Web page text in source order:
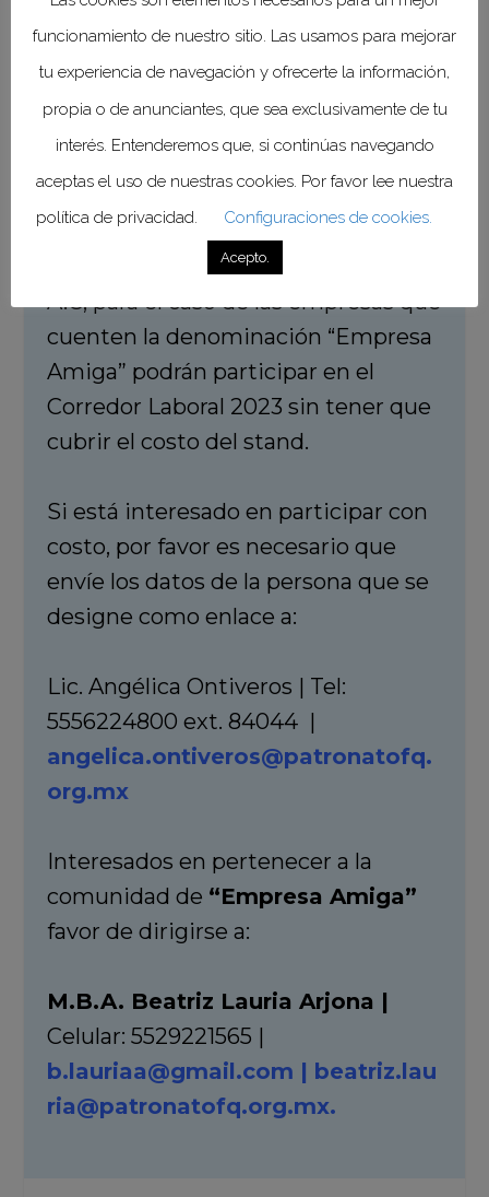
que incluye el uso de un stand,
alimentos y estacionamiento.
El costo del stand es de $15,000.00
pesos y se entrega recibo deducible
de impuestos emitido por FUNAM
A.C, para el caso de las empresas que
cuenten la denominación “Empresa
Amiga” podrán participar en el
Corredor Laboral 2023 sin tener que
cubrir el costo del stand.
Si está interesado en participar con
costo, por favor es necesario que
envíe los datos de la persona que se
designe como enlace a:
Lic. Angélica Ontiveros | Tel:
5556224800 ext. 84044 |
angelica.ontiveros@patronatofq.
org.mx
Interesados en pertenecer a la
comunidad de “Empresa Amiga”
favor de dirigirse a:
M.B.A. Beatriz Lauria Arjona |
Celular: 5529221565 |
b.lauriaa@gmail.com | beatriz.lau
ria@patronatofq.org.mx.
funcionamiento de nuestro sitio. Las usamos para mejorar
tu experiencia de navegación y ofrecerte la información,
propia o de anunciantes, que sea exclusivamente de tu
interés. Entenderemos que, si continúas navegando
aceptas el uso de nuestras cookies. Por favor lee nuestra
política de privacidad.
Configuraciones de cookies.
Acepto.